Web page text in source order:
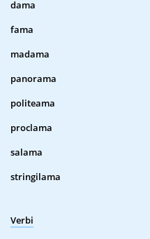
dama
fama
madama
panorama
politeama
proclama
salama
stringilama
Verbi